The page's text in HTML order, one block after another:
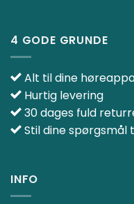
4 GODE GRUNDE
Alt til dine
Hurtig levering
30 dages fuld
Stil dine spørgsmål
INFO